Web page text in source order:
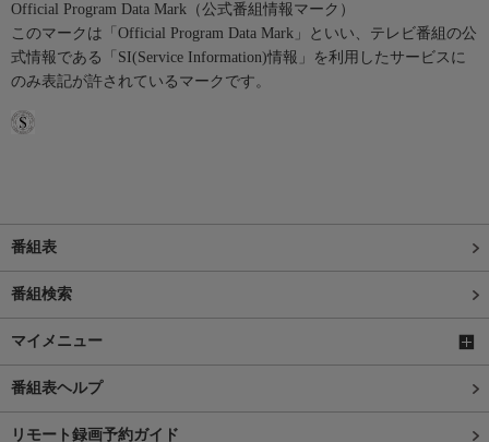
Official Program Data Mark（公式番組情報マーク）
このマークは「Official Program Data Mark」といい、テレビ番組の公
式情報である「SI(Service Information)情報」を利用したサービスに
のみ表記が許されているマークです。
番組表
番組検索
マイメニュー
番組表ヘルプ
リモート録画予約ガイド